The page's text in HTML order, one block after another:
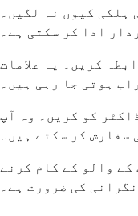
کیوں نہ لگیں۔
ادا کر سکتی ہے۔
کریں۔ یہ علامات
ہوتی جا رہی ہیں۔
کو کریں۔ وہ آپ
کر سکتے ہیں۔
والو کے کام کرنے
کی ضرورت ہے۔